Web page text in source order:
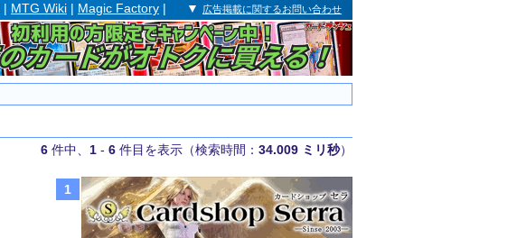
| MTG Wiki | Magic Factory | ▼ 広告掲載に関するお問い合わせ
6 件中、 1 - 6 件目を表示（検索時間： 34.009 ミリ秒）
1